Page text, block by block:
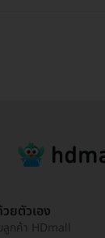
ยตัวเอง
กค้า HDmall